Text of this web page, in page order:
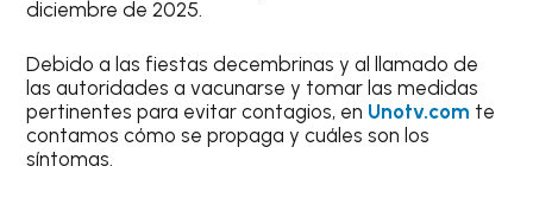
diciembre de 2025.
Debido a las fiestas decembrinas y al llamado de
las autoridades a vacunarse y tomar las medidas
pertinentes para evitar contagios, en Unotv.com te
contamos cómo se propaga y cuáles son los
síntomas.